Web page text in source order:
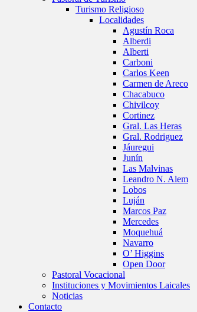
Turismo Religioso
Localidades
Agustín Roca
Alberdi
Alberti
Carboni
Carlos Keen
Carmen de Areco
Chacabuco
Chivilcoy
Cortinez
Gral. Las Heras
Gral. Rodriguez
Jáuregui
Junín
Las Malvinas
Leandro N. Alem
Lobos
Luján
Marcos Paz
Mercedes
Moquehuá
Navarro
O’ Higgins
Open Door
Pastoral Vocacional
Instituciones y Movimientos Laicales
Noticias
Contacto